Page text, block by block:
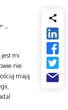
–
mi
nie
mają